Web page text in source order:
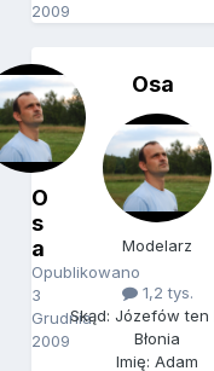
2009
O
s
a
Opublikowano
3
Grudnia
2009
Osa
Modelarz
1,2 tys.
Skąd: Józefów ten
Błonia
Imię: Adam